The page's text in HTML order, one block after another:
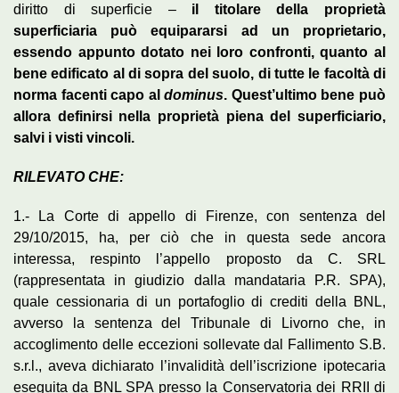
diritto di superficie – il titolare della proprietà
superficiaria può equipararsi ad un proprietario,
essendo appunto dotato nei loro confronti, quanto al
bene edificato al di sopra del suolo, di tutte le facoltà di
norma facenti capo aldominus. Quest’ultimo bene può
allora definirsi nella proprietà piena del superficiario,
salvi i visti vincoli.
RILEVATO CHE:
1.- La Corte di appello di Firenze, con sentenza del
29/10/2015, ha, per ciò che in questa sede ancora
interessa, respinto l’appello proposto da C. SRL
(rappresentata in giudizio dalla mandataria P.R. SPA),
quale cessionaria di un portafoglio di crediti della BNL,
avverso la sentenza del Tribunale di Livorno che, in
accoglimento delle eccezioni sollevate dal Fallimento S.B.
s.r.l., aveva dichiarato l’invalidità dell’iscrizione ipotecaria
eseguita da BNL SPA presso la Conservatoria dei RRII di